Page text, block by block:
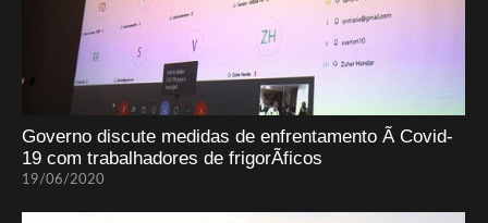
Governo discute medidas de enfrentamento Ã Covid-
19 com trabalhadores de frigorÃ­ficos
19/06/2020